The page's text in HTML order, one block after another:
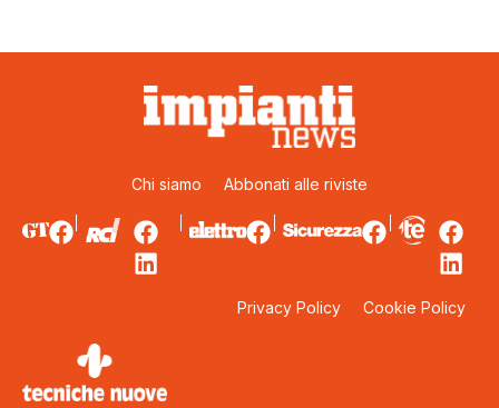
Chi siamo Abbonati alle riviste
Privacy Policy Cookie Policy